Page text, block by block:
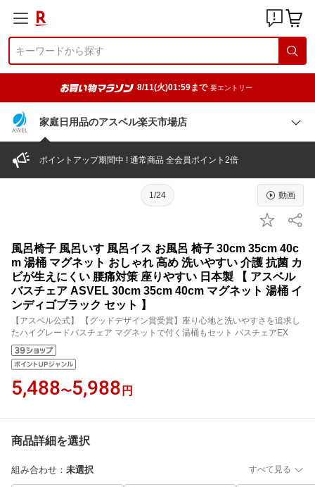
8/11(火)01:59まで 要エントリー
家庭日用品のアスベル楽天市場店
ポイントアップ期間中 ! 通常商品 全会員ポイント2倍
1/24 動画
風呂椅子 風呂いす 風呂イス お風呂 椅子 30cm 35cm 40c
m 湯桶 マグネット おしゃれ 高め 洗いやすい 介護 抗菌 カ
ビが生えにくい 腰痛対策 座りやすい 日本製 【 アスベル
バスチェア ASVEL 30cm 35cm 40cm マグネット 湯桶 イ
ンディゴブラック セット 】
【アスベル公式】 【グッドデザイン賞受賞】座り心地と洗いやすさを追求し
たハイグレードバスチェア マグネットで付く湯桶もセット バスチェアEX
5,488〜5,988 円
商品詳細を選択
組み合わせ ： 未選択 すべて見る